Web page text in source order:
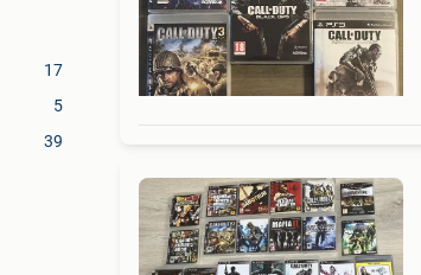
17
5
39